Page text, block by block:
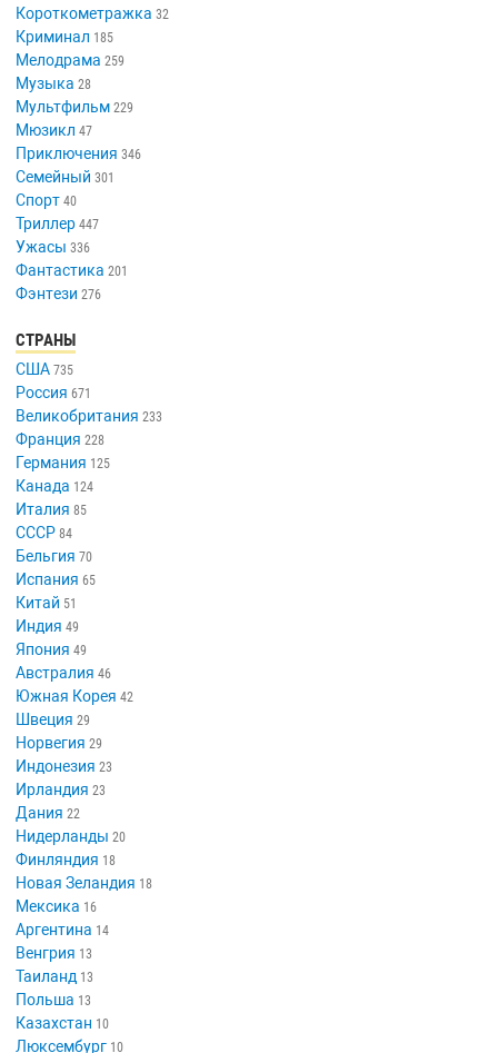
Короткометражка 32
Криминал 185
Мелодрама 259
Музыка 28
Мультфильм 229
Мюзикл 47
Приключения 346
Семейный 301
Спорт 40
Триллер 447
Ужасы 336
Фантастика 201
Фэнтези 276
СТРАНЫ
США 735
Россия 671
Великобритания 233
Франция 228
Германия 125
Канада 124
Италия 85
СССР 84
Бельгия 70
Испания 65
Китай 51
Индия 49
Япония 49
Австралия 46
Южная Корея 42
Швеция 29
Норвегия 29
Индонезия 23
Ирландия 23
Дания 22
Нидерланды 20
Финляндия 18
Новая Зеландия 18
Мексика 16
Аргентина 14
Венгрия 13
Таиланд 13
Польша 13
Казахстан 10
Люксембург 10